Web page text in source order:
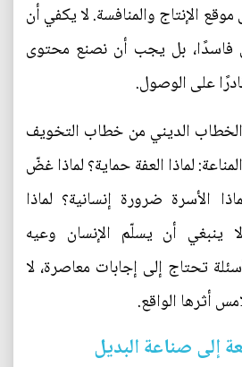
الإنتاج والمنافسة. لا يكفي أن
فاسدًا، بل يجب أن نصنع محتوى
على الوصول.
الديني من خطاب التخويف
لماذا العفة حماية؟ لماذا غضّ
الأسرة ضرورة إنسانية؟ لماذا
ينبغي أن يسلّم الإنسان وعيه
تحتاج إلى إجابات معاصرة، لا
أثرها الواقع.
إلى صناعة البديل